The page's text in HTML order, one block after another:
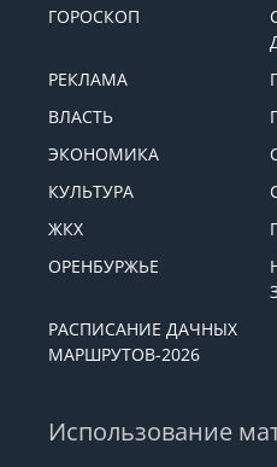
ГОРОСКОП
РЕКЛАМА
ВЛАСТЬ
ЭКОНОМИКА
КУЛЬТУРА
ЖКХ
ОРЕНБУРЖЬЕ
РАСПИСАНИЕ ДАЧНЫХ
МАРШРУТОВ-2026
Использование